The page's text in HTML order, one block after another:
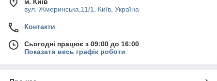
м. Київ
вул. Жмеринська,11/1, Київ, Україна
Контакти
Сьогодні працює з 09:00 до 16:00
Показати весь графік роботи